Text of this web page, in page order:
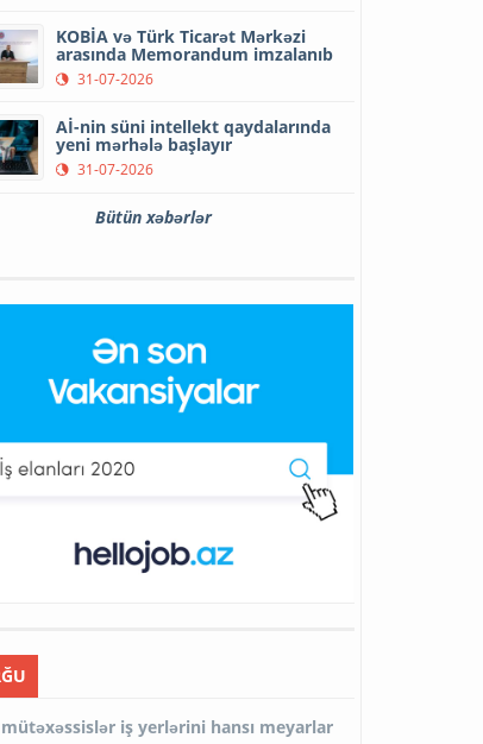
KOBİA və Türk Ticarət Mərkəzi
arasında Memorandum imzalanıb
31-07-2026
Aİ-nin süni intellekt qaydalarında
yeni mərhələ başlayır
31-07-2026
Bütün xəbərlər
iş yerlərini hansı meyarlar